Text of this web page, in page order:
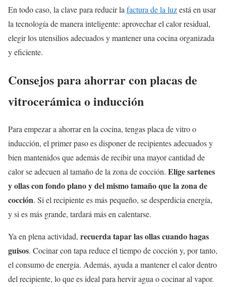
En todo caso, la clave para reducir la factura de la luzestá en usar
la tecnología de manera inteligente: aprovechar el calor residual,
elegir los utensilios adecuados y mantener una cocina organizada
y eficiente.
Consejos para ahorrar con placas de
vitrocerámica o inducción
Para empezar a ahorrar en la cocina, tengas placa de vitro o
inducción, el primer paso es disponer de recipientes adecuados y
bien mantenidos que además de recibir una mayor cantidad de
calor se adecuen al tamaño de la zona de cocción. Elige sartenes
y ollas con fondo plano y del mismo tamaño que la zona de
cocción. Si el recipiente es más pequeño, se desperdicia energía,
y si es más grande, tardará más en calentarse.
Ya en plena actividad, recuerda tapar las ollas cuando hagas
guisos. Cocinar con tapa reduce el tiempo de cocción y, por tanto,
el consumo de energía. Además, ayuda a mantener el calor dentro
del recipiente, lo que es ideal para hervir agua o cocinar al vapor.